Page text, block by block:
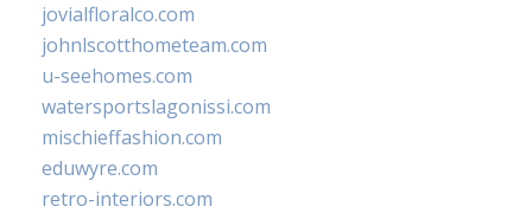
jovialfloralco.com
johnlscotthometeam.com
u-seehomes.com
watersportslagonissi.com
mischieffashion.com
eduwyre.com
retro-interiors.com